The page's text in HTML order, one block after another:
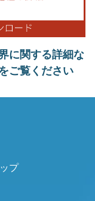
に関する詳細な
ご覧ください
プ